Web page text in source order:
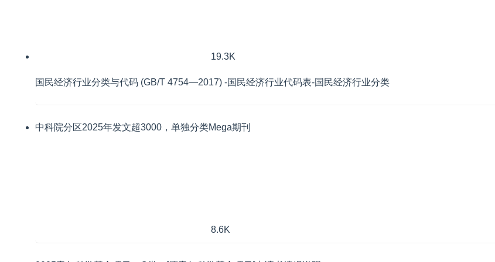
19.3K
国民经济行业分类与代码 (GB/T 4754—2017) -国民经济行业代码表-国民经济行业分类
中科院分区2025年发文超3000，单独分类Mega期刊
8.6K